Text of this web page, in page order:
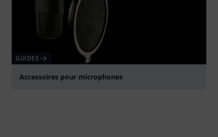
GUIDES
Accessoires pour microphones